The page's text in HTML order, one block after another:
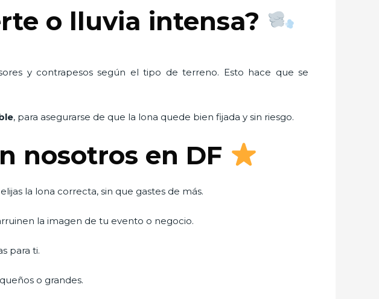
o lluvia intensa?
y contrapesos según el tipo de terreno. Esto hace que se
, para asegurarse de que la lona quede bien fijada y sin riesgo.
nosotros en DF
la lona correcta, sin que gastes de más.
la imagen de tu evento o negocio.
para ti.
o grandes.